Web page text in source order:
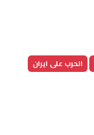
الحرب على ايران